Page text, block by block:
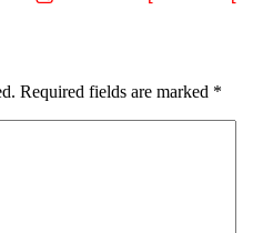
Required fields are marked *